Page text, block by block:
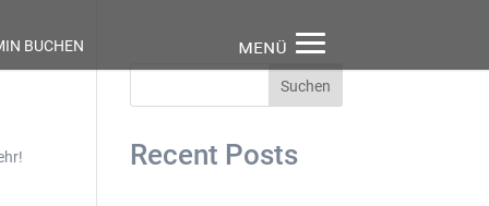
BUCHEN
Suchen
Recent Posts